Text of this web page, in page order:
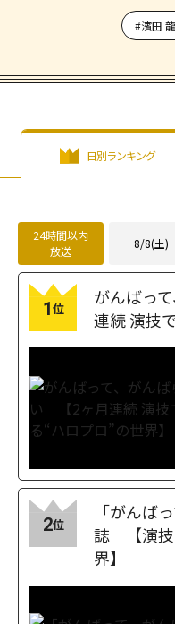
#濱田
日別ランキング
24時間以内
放送
8/8(土)
1位
がんばっ
連続 演技
2位
「がんば
誌 【演技
界】